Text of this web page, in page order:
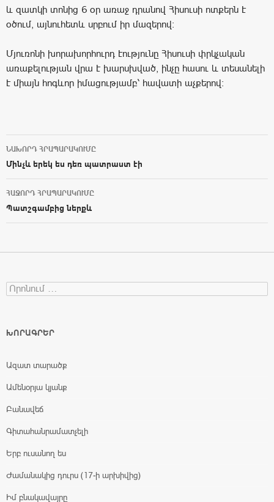
և զատկի տոնից 6 օր առաջ դրանով Հիսուսի ոտքերն է
օծում, այնուհետև սրբում իր մազերով։
Մյուռոնի խորախորհուրդ էությունը Հիսուսի փրկչական
առաքելության վրա է խարսխված, ինչը հասու և տեսանելի
է միայն հոգևոր իմացությամբ՝ հավատի աչքերով։
Post navigation
ՆԱԽՈՐԴ ՀՐԱՊԱՐԱԿՈՒՄԸ
Մինչև երեկ ես դեռ պատրաստ էի
ՀԱՋՈՐԴ ՀՐԱՊԱՐԱԿՈՒՄԸ
Պատշգամբից ներքև
Search for:
ԽՈՐԱԳՐԵՐ
Ազատ տարածք
Ամենօրյա կյանք
Բանավեճ
Գիտահանրամատչելի
Երբ ուսանող ես
Ժամանակից դուրս (17-ի արխիվից)
Իմ բնակավայրը